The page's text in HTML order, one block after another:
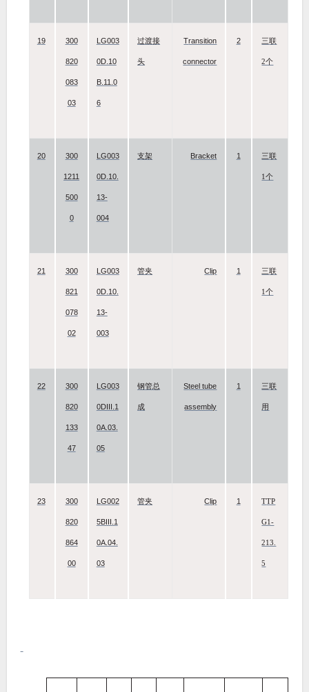
19 300
820
083
03
LG003
0D.10
B.11.0
6
过渡接
头
Transition
connector
2 三联
2个
20 300
1211
500
0
LG003
0D.10.
13-
004
支架 Bracket 1 三联
1个
21 300
821
078
02
LG003
0D.10.
13-
003
管夹 Clip 1 三联
1个
22 300
820
133
47
LG003
0DIII.1
0A.03.
05
钢管总
成
Steel tube
assembly
1 三联
用
23 300
820
864
00
LG002
5BIII.1
0A.04.
03
管夹 Clip 1 TTP
G1-
213.
5